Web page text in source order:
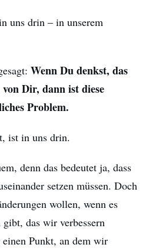
uns drin – in unserem
Wenn Du denkst, das
Dir, dann ist diese
Problem.
ist in uns drin.
denn das bedeutet ja, dass
setzen müssen. Doch
wollen, wenn es
das wir verbessern
Punkt, an dem wir